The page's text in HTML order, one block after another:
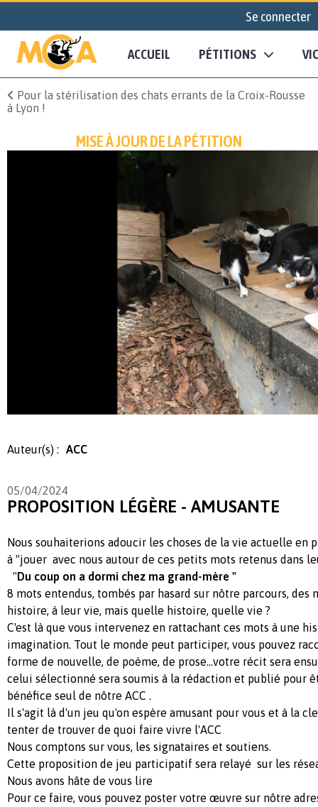
Se connecter
ACCUEIL PÉTITIONS
Pour la stérilisation des chats errants de la Croix-Rousse
à Lyon !
MISE À JOUR DE LA PÉTITION
Auteur(s) : ACC
05/04/2024
PROPOSITION LÉGÈRE - AMUSANTE
Nous souhaiterions adoucir les choses de la vie actuelle en
à "jouer avec nous autour de ces petits mots retenus dans
"Du coup on a dormi chez ma grand-mère "
8 mots entendus, tombés par hasard sur nôtre parcours, des
histoire, à leur vie, mais quelle histoire, quelle vie ?
C'est là que vous intervenez en rattachant ces mots à une
imagination. Tout le monde peut participer, vous pouvez
forme de nouvelle, de poème, de prose...votre récit sera
celui sélectionné sera soumis à la rédaction et publié pour
bénéfice seul de nôtre ACC .
Il s'agit là d'un jeu qu'on espère amusant pour vous et à la
tenter de trouver de quoi faire vivre l'ACC
Nous comptons sur vous, les signataires et soutiens.
Cette proposition de jeu participatif sera relayé sur les
Nous avons hâte de vous lire
Pour ce faire, vous pouvez poster votre œuvre sur nôtre